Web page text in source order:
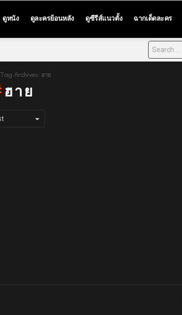
ดูหนัง ดูละครย้อนหลัง ดูซีรีส์แนวตั้ง ฉากเด็ดละคร
Tag Archives: ฮาย
ฮาย